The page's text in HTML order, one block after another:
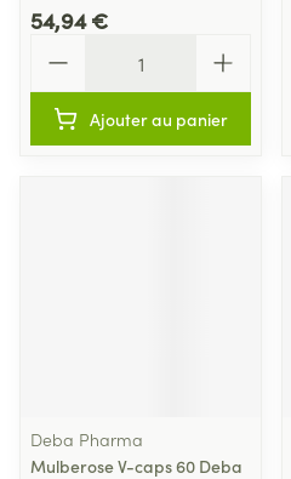
54,94 €
Ajouter au panier
Deba Pharma
Mulberose V-caps 60 Deba